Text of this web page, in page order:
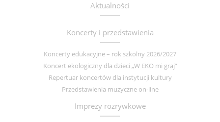
Aktualności
Koncerty i przedstawienia
Koncerty edukacyjne – rok szkolny 2026/2027
Koncert ekologiczny dla dzieci „W EKO mi graj”
Repertuar koncertów dla instytucji kultury
Przedstawienia muzyczne on-line
Imprezy rozrywkowe